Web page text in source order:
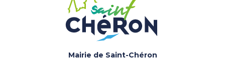
Mairie de Saint-Chéron